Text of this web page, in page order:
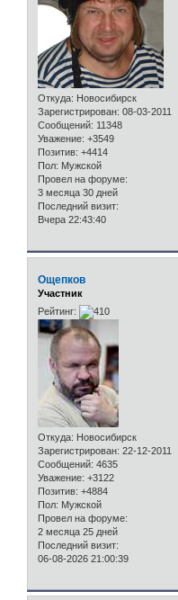
Откуда: Новосибирск
Зарегистрирован: 08-03-2011
Сообщений: 11348
Уважение: +3549
Позитив: +4414
Пол: Мужской
Провел на форуме:
3 месяца 30 дней
Последний визит:
Вчера 22:43:40
Ощепков
Участник
Рейтинг:
Откуда: Новосибирск
Зарегистрирован: 22-12-2011
Сообщений: 4635
Уважение: +3122
Позитив: +4884
Пол: Мужской
Провел на форуме:
2 месяца 25 дней
Последний визит:
06-08-2026 21:00:39